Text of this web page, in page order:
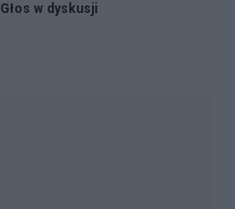
Głos w dyskusji